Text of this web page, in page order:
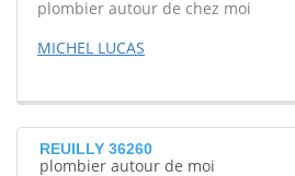
plombier autour de chez moi
MICHEL LUCAS
REUILLY 36260
plombier autour de moi